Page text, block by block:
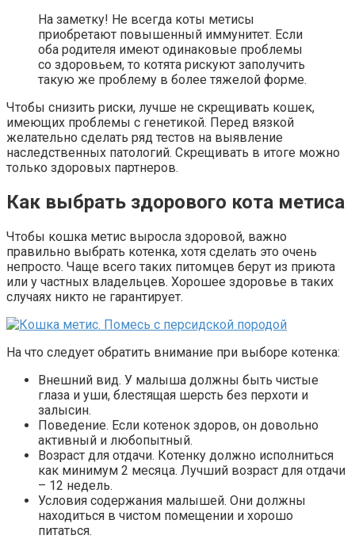
На заметку! Не всегда коты метисы
приобретают повышенный иммунитет. Если
оба родителя имеют одинаковые проблемы
со здоровьем, то котята рискуют заполучить
такую же проблему в более тяжелой форме.
Чтобы снизить риски, лучше не скрещивать кошек,
имеющих проблемы с генетикой. Перед вязкой
желательно сделать ряд тестов на выявление
наследственных патологий. Скрещивать в итоге можно
только здоровых партнеров.
Как выбрать здорового кота метиса
Чтобы кошка метис выросла здоровой, важно
правильно выбрать котенка, хотя сделать это очень
непросто. Чаще всего таких питомцев берут из приюта
или у частных владельцев. Хорошее здоровье в таких
случаях никто не гарантирует.
На что следует обратить внимание при выборе котенка:
Внешний вид. У малыша должны быть чистые
глаза и уши, блестящая шерсть без перхоти и
залысин.
Поведение. Если котенок здоров, он довольно
активный и любопытный.
Возраст для отдачи. Котенку должно исполниться
как минимум 2 месяца. Лучший возраст для отдачи
– 12 недель.
Условия содержания малышей. Они должны
находиться в чистом помещении и хорошо
питаться.